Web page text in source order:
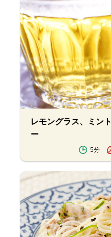
レモングラス、ミン
ー
5分